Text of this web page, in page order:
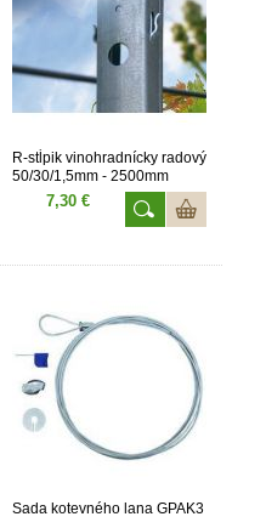
R-stĺpik vinohradnícky radový
50/30/1,5mm - 2500mm
7,30 €
Sada kotevného lana GPAK3